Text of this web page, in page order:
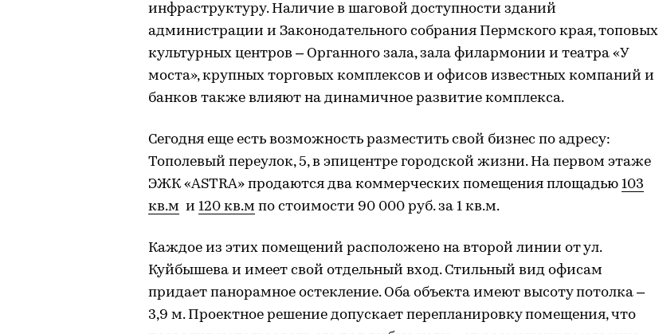
инфраструктуру. Наличие в шаговой доступности зданий
администрации и Законодательного собрания Пермского края, топовых
культурных центров – Органного зала, зала филармонии и театра «У
моста», крупных торговых комплексов и офисов известных компаний и
банков также влияют на динамичное развитие комплекса.
Сегодня еще есть возможность разместить свой бизнес по адресу:
Тополевый переулок, 5, в эпицентре городской жизни. На первом этаже
ЭЖК «ASTRA» продаются два коммерческих помещения площадью 103
кв.м и 120 кв.м по стоимости 90 000 руб. за 1 кв.м.
Каждое из этих помещений расположено на второй линии от ул.
Куйбышева и имеет свой отдельный вход. Стильный вид офисам
придает панорамное остекление. Оба объекта имеют высоту потолка –
3,9 м. Проектное решение допускает перепланировку помещения, что